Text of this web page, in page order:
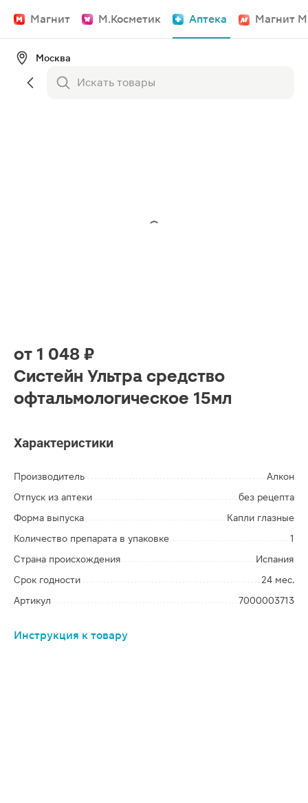
Магнит М.Косметик Аптека Магнит
Москва
от 1 048 ₽
Систейн Ультра средство
офтальмологическое 15мл
Характеристики
Производитель
Алкон
Отпуск из аптеки
без рецепта
Форма выпуска
Капли глазные
Количество препарата в упаковке
1
Страна происхождения
Испания
Срок годности
24 мес.
Артикул
7000003713
Инструкция к товару